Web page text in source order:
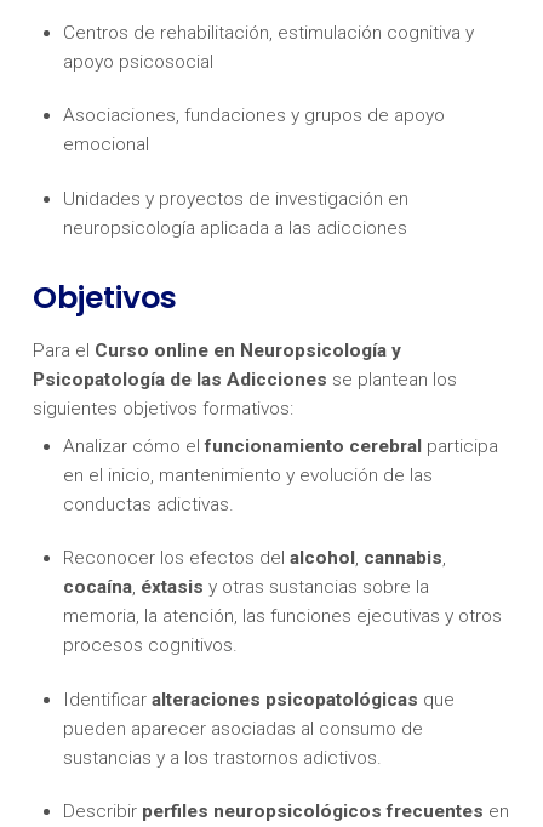
Centros de rehabilitación, estimulación cognitiva y
apoyo psicosocial
Asociaciones, fundaciones y grupos de apoyo
emocional
Unidades y proyectos de investigación en
neuropsicología aplicada a las adicciones
Objetivos
Para el Curso online en Neuropsicología y
Psicopatología de las Adicciones se plantean los
siguientes objetivos formativos:
Analizar cómo elfuncionamiento cerebral participa
en el inicio, mantenimiento y evolución de las
conductas adictivas.
Reconocer los efectos delalcohol , cannabis,
cocaína, éxtasis y otras sustancias sobre la
memoria, la atención, las funciones ejecutivas y otros
procesos cognitivos.
Identificaralteraciones psicopatológicas que
pueden aparecer asociadas al consumo de
sustancias y a los trastornos adictivos.
Describir perfiles neuropsicológicos frecuentes en